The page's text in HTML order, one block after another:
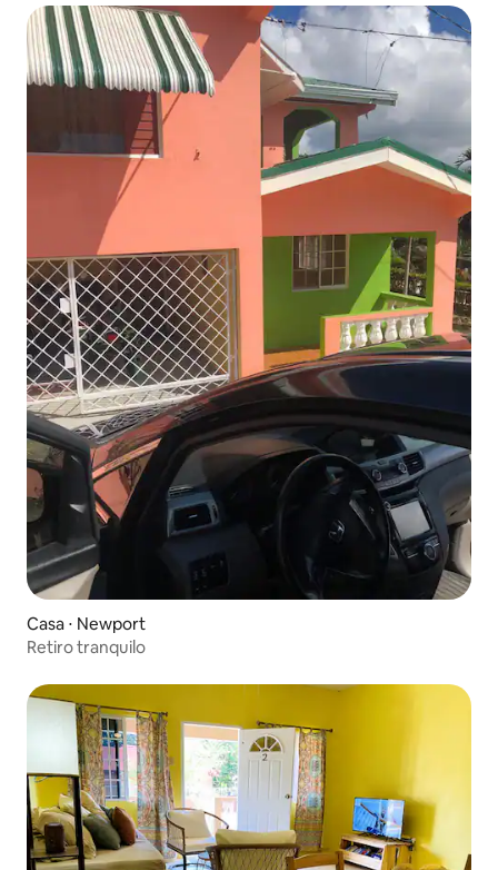
Casa ⋅ Newport
Retiro tranquilo